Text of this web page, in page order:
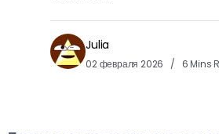
Julia
02 февраля 2026 6 Mins